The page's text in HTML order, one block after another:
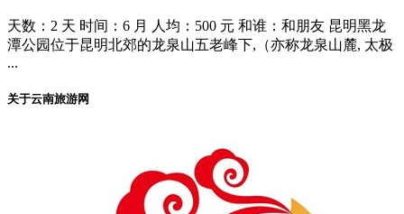
天数：2 天 时间：6 月 人均：500 元 和谁：和朋友 昆明黑龙
潭公园位于昆明北郊的龙泉山五老峰下,（亦称龙泉山麓, 太极
...
关于云南旅游网